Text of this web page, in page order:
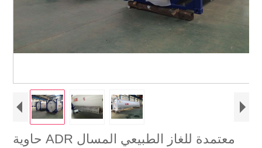
حاوية ADR معتمدة للغاز الطبيعي المسال